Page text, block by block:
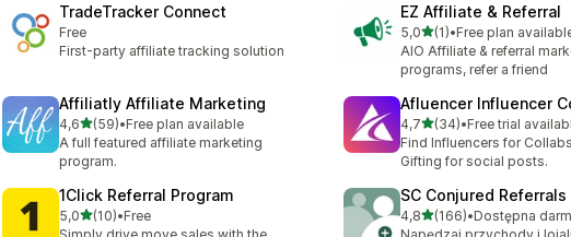
TradeTracker Connect
Free
First-party affiliate tracking solution
EZ Affiliate & Referral
5,0na 5 gwiazdek
(1)
Łączna liczba recenzji: 1
•Free plan
AIO Affiliate & referral
programs, refer a friend
Affiliatly Affiliate Marketing
4,6na 5 gwiazdek
(59)
Łączna liczba recenzji: 59
•Free plan available
A full featured affiliate marketing
program.
Afluencer Influencer
4,7na 5 gwiazdek
(34)
Łączna liczba recenzji: 34
•Free trial
Find Influencers for
Gifting for social posts.
1Click Referral Program
5,0na 5 gwiazdek
(10)
Łączna liczba recenzji: 10
•Free
SC Conjured Referrals
4,8na 5 gwiazdek
(166)
Łączna liczba recenzji: 166
•